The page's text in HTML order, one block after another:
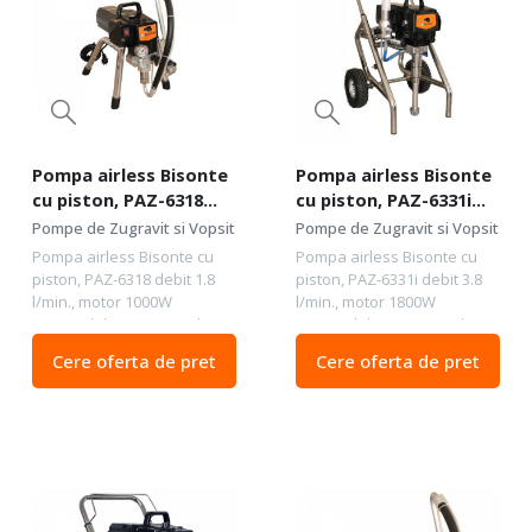
Pompa airless Bisonte
cu piston, PAZ-6318
debit 1.8 l/min., motor
1000W
Pompe de Zugravit si Vopsit
Pompa airless Bisonte cu
piston, PAZ-6318 debit 1.8
l/min., motor 1000W
Sistemul de vopsire airless
randament foarte mare si o
precizie deosebita in
Cere oferta de pret
Pompa airless Bisonte
cu piston, PAZ-6331i
debit 3.8 l/min., motor
1800W
Pompe de Zugravit si Vopsit
Pompa airless Bisonte cu
piston, PAZ-6331i debit 3.8
l/min., motor 1800W
Sistemul de vopsire airless
randament foarte mare si o
precizie deosebita in
Cere oferta de pret